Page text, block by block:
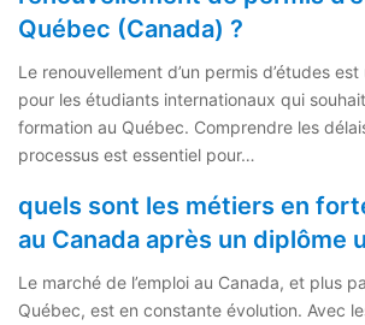
Québec (Canada) ?
Le renouvellement d’un permis d’études
pour les étudiants internationaux qui
formation au Québec. Comprendre les
processus est essentiel pour…
quels sont les métiers en
au Canada après un diplôme
Le marché de l’emploi au Canada, et plus
Québec, est en constante évolution. Avec